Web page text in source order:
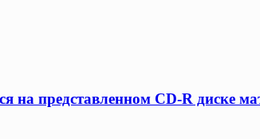
на представленном CD-R диске